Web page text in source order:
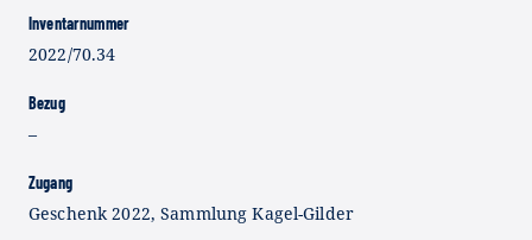
Inventarnummer
2022/70.34
Bezug
–
Zugang
Geschenk 2022, Sammlung Kagel-Gilder